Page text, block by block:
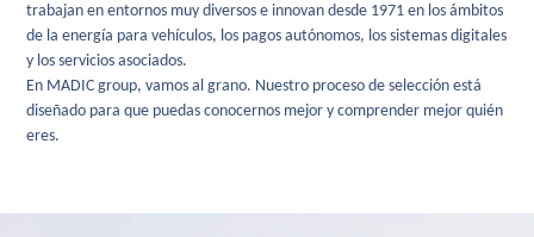
trabajan en entornos muy diversos e innovan desde 1971 en los ámbitos
de la energía para vehículos, los pagos autónomos, los sistemas digitales
y los servicios asociados.
En MADIC group, vamos al grano. Nuestro proceso de selección está
diseñado para que puedas conocernos mejor y comprender mejor quién
eres.